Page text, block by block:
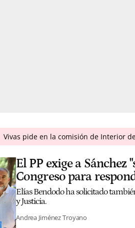
Vivas pide en la comisión de Interior
El PP exige a
Congreso para
Elías Bendodo ha solicitado
y Justicia.
Andrea Jiménez Troyano